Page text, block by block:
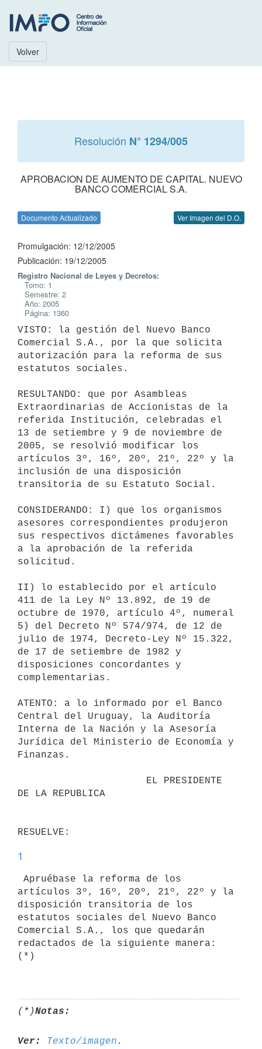
Volver
Resolución N° 1294/005
APROBACION DE AUMENTO DE CAPITAL. NUEVO
BANCO COMERCIAL S.A.
Documento Actualizado Ver Imagen del D.O.
Promulgación: 12/12/2005
Publicación: 19/12/2005
Registro Nacional de Leyes y Decretos:
Tomo: 1
Semestre: 2
Año: 2005
Página: 1360
VISTO: la gestión del Nuevo Banco
Comercial S.A., por la que solicita
autorización para la reforma de sus
estatutos sociales.
RESULTANDO: que por Asambleas
Extraordinarias de Accionistas de la
referida Institución, celebradas el
13 de setiembre y 9 de noviembre de
2005, se resolvió modificar los
artículos 3º, 16º, 20º, 21º, 22º y la
inclusión de una disposición
transitoria de su Estatuto Social.
CONSIDERANDO: I) que los organismos
asesores correspondientes produjeron
sus respectivos dictámenes favorables
a la aprobación de la referida
solicitud.
II) lo establecido por el artículo
411 de la Ley Nº 13.892, de 19 de
octubre de 1970, artículo 4º, numeral
5) del Decreto Nº 574/974, de 12 de
julio de 1974, Decreto-Ley Nº 15.322,
de 17 de setiembre de 1982 y
disposiciones concordantes y
complementarias.
ATENTO: a lo informado por el Banco
Central del Uruguay, la Auditoría
Interna de la Nación y la Asesoría
Jurídica del Ministerio de Economía y
Finanzas.
DE LA REPUBLICA
1
artículos 3º, 16º, 20º, 21º, 22º y la
disposición transitoria de los
estatutos sociales del Nuevo Banco
Comercial S.A., los que quedarán
redactados de la siguiente manera:
(*)
(*)Notas:
Ver: Texto/imagen